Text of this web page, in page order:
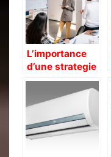
L’importance
d’une strategie
marketing pour
les entreprises